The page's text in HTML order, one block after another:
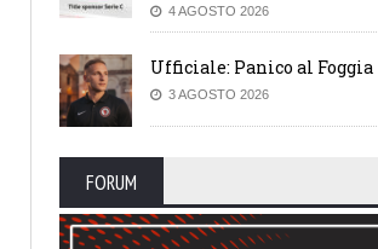
4 AGOSTO 2026
Ufficiale: Panico al Foggia
3 AGOSTO 2026
FORUM